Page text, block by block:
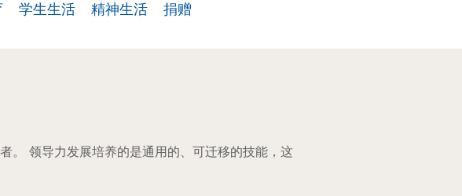
学生生活 精神生活 捐赠
。 领导力发展培养的是通用的、可迁移的技能，这